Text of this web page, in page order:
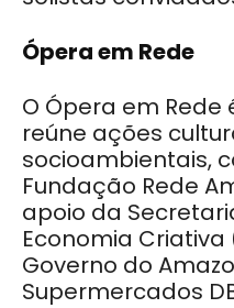
Ópera em Rede
O Ópera em
reúne ações
socioambientais,
Fundação Rede
apoio da
Economia Criativa
Governo do
Supermercados